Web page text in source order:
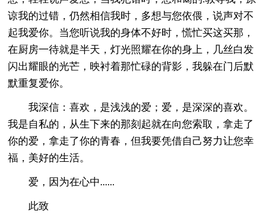
谅我的过错，仍然相信我时，多想与您依偎，说声对不
起我爱你。当您听说我的身体不好时，慌忙买这买那，
在厨房一待就是半天，灯光照耀在你的身上，几丝白发
闪出耀眼的光芒，映衬着那忙碌的背影，我躲在门后默
默重复爱你。
我深信：喜欢，是浅浅的爱；爱，是深深的喜欢。
我是自私的，从生下来的那刻起就在向您索取，拿走了
你的爱，拿走了你的青春，但我要凭借自己努力让您幸
福，美好的生活。
爱，因为在心中......
此致